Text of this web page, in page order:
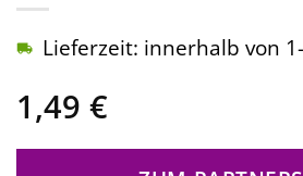
1,49 €
Lieferzeit: innerhalb von